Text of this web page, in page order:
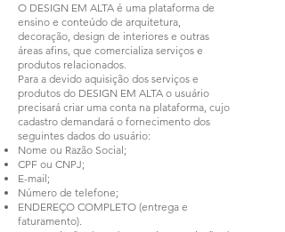
O DESIGN EM ALTA é uma plataforma de
ensino e conteúdo de arquitetura,
decoração, design de interiores e outras
áreas afins, que comercializa serviços e
produtos relacionados.
Para a devido aquisição dos serviços e
produtos do DESIGN EM ALTA o usuário
precisará criar uma conta na plataforma, cujo
cadastro demandará o fornecimento dos
seguintes dados do usuário:
Nome ou Razão Social;
CPF ou CNPJ;
E-mail;
Número de telefone;
ENDEREÇO COMPLETO (entrega e
faturamento).